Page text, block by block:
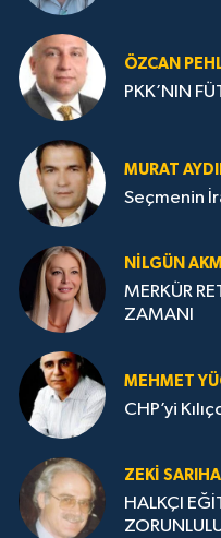
ÖZCAN
PKK’NIN
MURAT
Seçmenin
NILGÜN
MERKÜR
ZAMANI
MEHMET
CHP’yi
ZEKI
HALKÇI